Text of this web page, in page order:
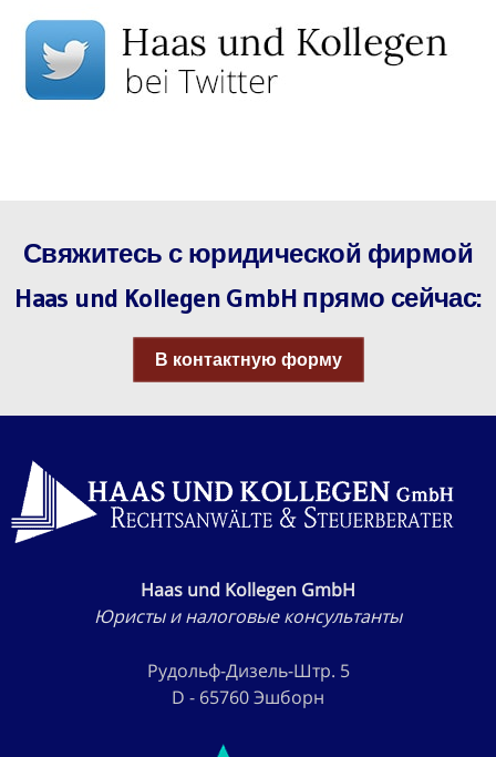
Свяжитесь с юридической фирмой
Haas und Kollegen GmbH прямо сейчас:
В контактную форму
Haas und Kollegen GmbH
Юристы и налоговые консультанты
Рудольф-Дизель-Штр. 5
D - 65760 Эшборн